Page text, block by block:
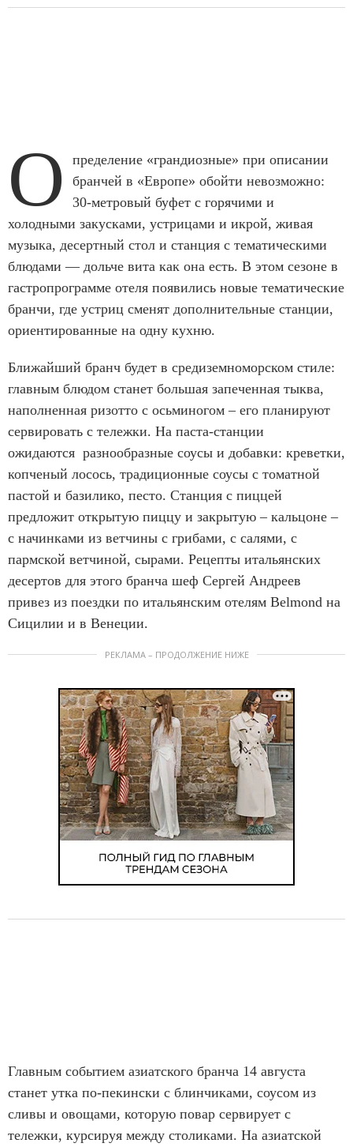
О
пределение «грандиозные» при описании
бранчей в «Европе» обойти невозможно:
30-метровый буфет с горячими и
холодными закусками, устрицами и икрой, живая
музыка, десертный стол и станция с тематическими
блюдами — дольче вита как она есть. В этом сезоне в
гастропрограмме отеля появились новые тематические
бранчи, где устриц сменят дополнительные станции,
ориентированные на одну кухню.
Ближайший бранч будет в средиземноморском стиле:
главным блюдом станет большая запеченная тыква,
наполненная ризотто с осьминогом – его планируют
сервировать с тележки. На паста-станции
ожидаются разнообразные соусы и добавки: креветки,
копченый лосось, традиционные соусы с томатной
пастой и базилико, песто. Станция с пиццей
предложит открытую пиццу и закрытую – кальцоне –
с начинками из ветчины с грибами, с салями, с
пармской ветчиной, сырами. Рецепты итальянских
десертов для этого бранча шеф Сергей Андреев
привез из поездки по итальянским отелям Belmond на
Сицилии и в Венеции.
РЕКЛАМА – ПРОДОЛЖЕНИЕ НИЖЕ
Главным событием азиатского бранча 14 августа
станет утка по-пекински с блинчиками, соусом из
сливы и овощами, которую повар сервирует с
тележки, курсируя между столиками. На азиатской